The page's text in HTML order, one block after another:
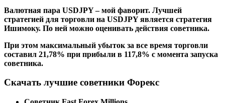
Валютная пара USDJPY – мой фаворит. Лучшей
стратегией для торговли на USDJPY является стратегия
Ишимоку. По ней можно оценивать действия советника.
При этом максимальный убыток за все время торговли
составил 21,78% при прибыли в 117,8% с момента запуска
советника.
Скачать лучшие советники Форекс